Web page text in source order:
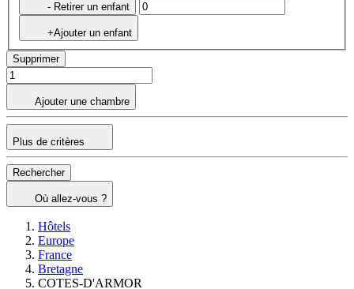
- Retirer un enfant
+Ajouter un enfant
Supprimer
Ajouter une chambre
Plus de critères
Rechercher
Où allez-vous ?
Hôtels
Europe
France
Bretagne
COTES-D'ARMOR